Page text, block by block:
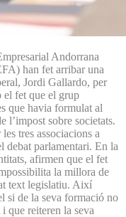
Andorrana
han fet arribar una
Jordi Gallardo, per
el fet que el grup
que havia formulat al
l’impost sobre societats.
tres associacions a
debat parlamentari. En la
afirmen que el fet
la millora de
text legislatiu. Així
si de la seva formació no
que reiteren la seva